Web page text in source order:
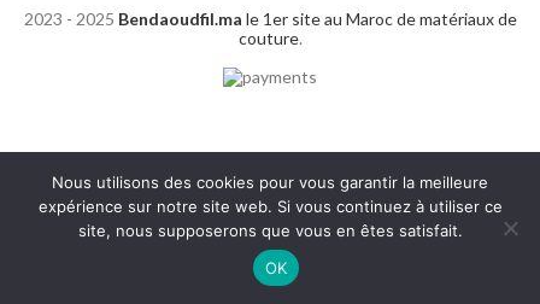
2023 - 2025 Bendaoudfil.ma le 1er site au Maroc de matériaux de
couture.
Wishlist
Nous utilisons des cookies pour vous garantir la meilleure
expérience sur notre site web. Si vous continuez à utiliser ce
site, nous supposerons que vous en êtes satisfait.
OK